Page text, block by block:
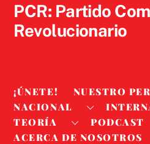
PCR: Partido
Revolucionario
¡ÚNETE!
NUESTRO
NACIONAL
TEORÍA
PODCAST
ACERCA DE NOSOTROS